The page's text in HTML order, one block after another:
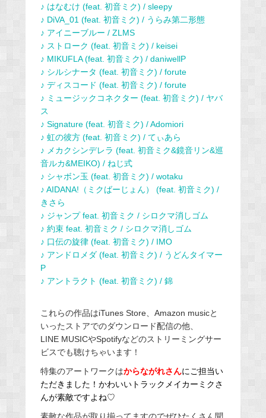
♪ はなむけ (feat. 初音ミク) / sleepy
♪ DiVA_01 (feat. 初音ミク) / うらみ第二形態
♪ アイニーブルー / ZLMS
♪ ストローク (feat. 初音ミク) / keisei
♪ MIKUFLA (feat. 初音ミク) / daniwellP
♪ シルシナータ (feat. 初音ミク) / forute
♪ ディスコード (feat. 初音ミク) / forute
♪ ミュージックコネクター (feat. 初音ミク) / ヤバ
ス
♪ Signature (feat. 初音ミク) / Adomiori
♪ 虹の彼方 (feat. 初音ミク) / てぃあら
♪ メカクシンデレラ (feat. 初音ミク&鏡音リン&巡
音ルカ&MEIKO) / ねじ式
♪ シャボン玉 (feat. 初音ミク) / wotaku
♪ AIDANA!（ミクばーじょん） (feat. 初音ミク) /
きさら
♪ ジャンプ feat. 初音ミク / シロクマ消しゴム
♪ 約束 feat. 初音ミク / シロクマ消しゴム
♪ 口伝の旋律 (feat. 初音ミク) / IMO
♪ アンドロメダ (feat. 初音ミク) / うどんタイマー
P
♪ アントラクト (feat. 初音ミク) / 錦
これらの作品はiTunes Store、Amazon musicと
いったストアでのダウンロード配信の他、
LINE MUSICやSpotifyなどのストリーミングサー
ビスでも聴けちゃいます！
特集のアートワークはからながれさんにご担当い
ただきました！かわいいトラックメイカーミクさ
んが素敵ですよね♡